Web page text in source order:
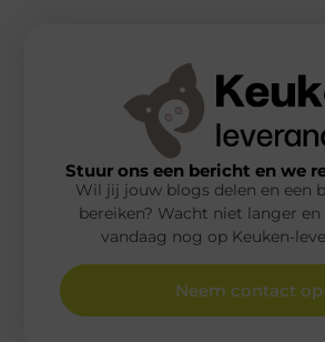
Stuur ons een bericht en we
Wil jij jouw blogs delen en een
bereiken? Wacht niet langer
vandaag nog op Keuken-
Neem contact op